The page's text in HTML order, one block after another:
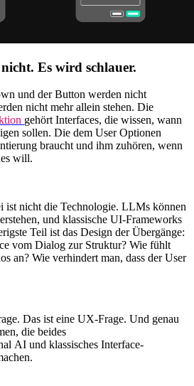
Es wird schlauer.
und der Button werden nicht
nicht mehr allein stehen. Die
gehört Interfaces, die wissen, wann
sollen. Die dem User Optionen
braucht und ihm zuhören, wenn
will.
ist nicht die Technologie. LLMs können
und klassische UI-Frameworks
Teil ist das Design der Übergänge:
vom Dialog zur Struktur? Wie fühlt
an? Wie verhindert man, dass der User
Das ist eine UX-Frage. Und genau
die beides
AI und klassisches Interface-